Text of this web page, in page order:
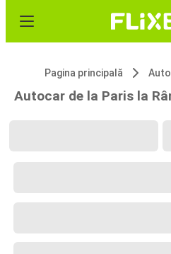
Pagina principală
Autocar de la Paris la